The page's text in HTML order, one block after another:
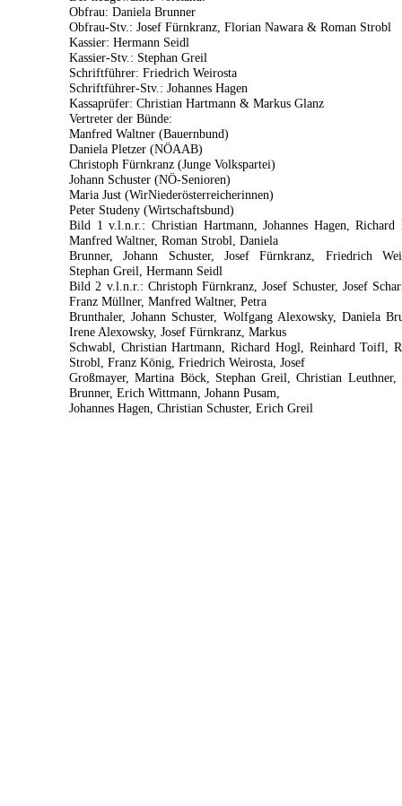
Obfrau: Daniela Brunner
Obfrau-Stv.: Josef Fürnkranz, Florian Nawara & Roman Strobl
Kassier: Hermann Seidl
Kassier-Stv.: Stephan Greil
Schriftführer: Friedrich Weirosta
Schriftführer-Stv.: Johannes Hagen
Kassaprüfer: Christian Hartmann & Markus Glanz
Vertreter der Bünde:
Manfred Waltner (Bauernbund)
Daniela Pletzer (NÖAAB)
Christoph Fürnkranz (Junge Volkspartei)
Johann Schuster (NÖ-Senioren)
Maria Just (WirNiederösterreicherinnen)
Peter Studeny (Wirtschaftsbund)
Bild 1 v.l.n.r.: Christian Hartmann, Johannes Hagen, Richard
Manfred Waltner, Roman Strobl, Daniela
Brunner, Johann Schuster, Josef Fürnkranz, Friedrich
Stephan Greil, Hermann Seidl
Bild 2 v.l.n.r.: Christoph Fürnkranz, Josef Schuster, Josef
Franz Müllner, Manfred Waltner, Petra
Brunthaler, Johann Schuster, Wolfgang Alexowsky, Daniela
Irene Alexowsky, Josef Fürnkranz, Markus
Schwabl, Christian Hartmann, Richard Hogl, Reinhard Toifl,
Strobl, Franz König, Friedrich Weirosta, Josef
Großmayer, Martina Böck, Stephan Greil, Christian Leuthner,
Brunner, Erich Wittmann, Johann Pusam,
Johannes Hagen, Christian Schuster, Erich Greil